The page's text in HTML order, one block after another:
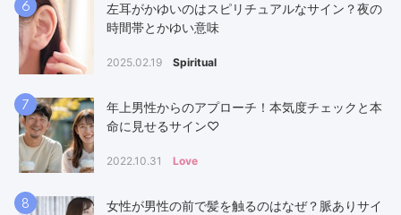
6
左耳がかゆいのはスピリチュアルなサイン？夜の
時間帯とかゆい意味
2025.02.19 Spiritual
7
年上男性からのアプローチ！本気度チェックと本
命に見せるサイン♡
2022.10.31 Love
8
女性が男性の前で髪を触るのはなぜ？脈ありサイ